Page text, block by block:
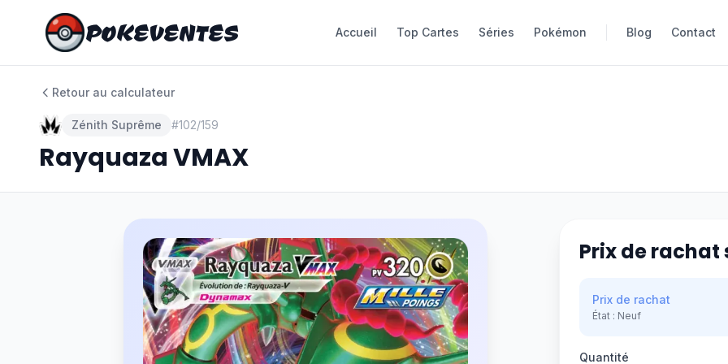
POKEVENTES Accueil Top Cartes Séries Pokémon Blog Contact
POKEVENTES Accueil Top Cartes Séries Pokémon Blog Contact
Retour au calculateur
Zénith Suprême #102/159
Rayquaza VMAX
Prix de rachat
Prix de rachat
État : Neuf
Quantité